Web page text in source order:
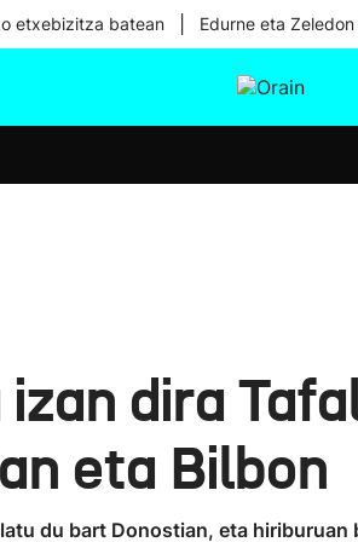
etxebizitza batean Edurne eta
dira
eta Bilbon
du bart Donostian, eta